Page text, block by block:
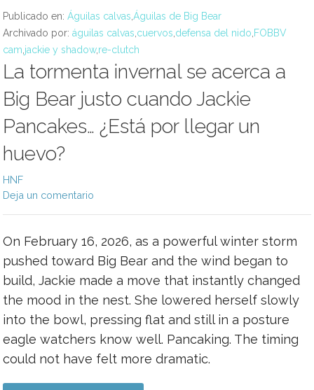
Publicado en: Águilas calvas Águilas de Big Bear
Archivado por: águilas calvas cuervos defensa del nido FOBBV
cam jackie y shadow,re-clutch
La tormenta invernal se acerca a
Big Bear justo cuando Jackie
Pancakes… ¿Está por llegar un
huevo?
HNF
Deja un comentario
On February 16, 2026, as a powerful winter storm
pushed toward Big Bear and the wind began to
build, Jackie made a move that instantly changed
the mood in the nest. She lowered herself slowly
into the bowl, pressing flat and still in a posture
eagle watchers know well. Pancaking. The timing
could not have felt more dramatic.